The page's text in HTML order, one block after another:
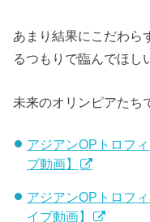
あまり結果にこだわら
るつもりで臨んでほし
未来のオリンピアたち
アジアンOPトロフ
ブ動画】
アジアンOPトロフ
イブ動画】